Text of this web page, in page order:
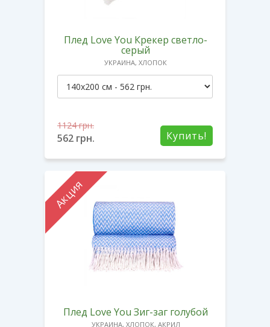
Плед Love You Крекер светло-
серый
УКРАИНА, ХЛОПОК
Купить!
1124грн.
562 грн.
Акция
Плед Love You Зиг-заг голубой
УКРАИНА, ХЛОПОК, АКРИЛ